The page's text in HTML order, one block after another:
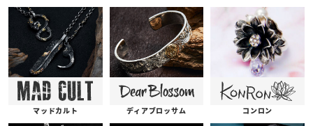
マッドカルト ディアブロッサム コンロン